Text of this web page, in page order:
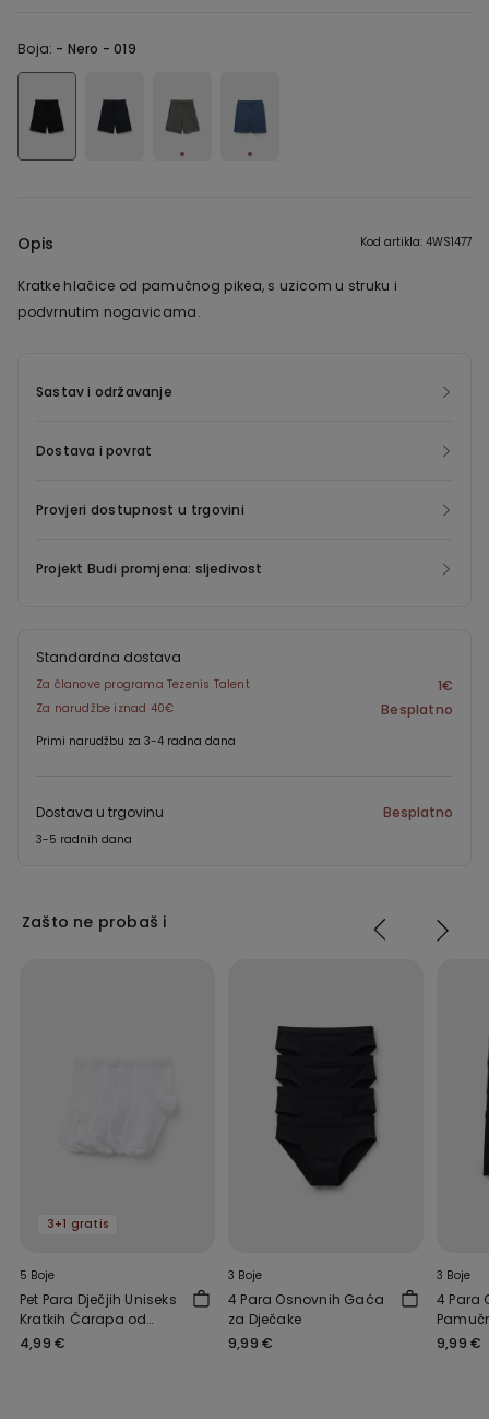
Boja: - Nero - 019
Opis Kod artikla: 4WS1477
Kratke hlačice od pamučnog pikea, s uzicom u struku i
podvrnutim nogavicama.
Sastav i održavanje
Dostava i povrat
Provjeri dostupnost u trgovini
Projekt Budi promjena: sljedivost
Standardna dostava
Za članove programa Tezenis Talent 1€
Za narudžbe iznad 40€ Besplatno
Primi narudžbu za 3-4 radna dana
Dostava u trgovinu Besplatno
3-5 radnih dana
Zašto ne probaš i
3+1 gratis
5 Boje
Pet Para Dječjih Uniseks
Kratkih Čarapa od
Laganog Pamuka
4,99 €
3 Boje
4 Para Osnovnih Gaća
za Dječake
9,99 €
3 Boje
4 Para
Dječake
9,99 €